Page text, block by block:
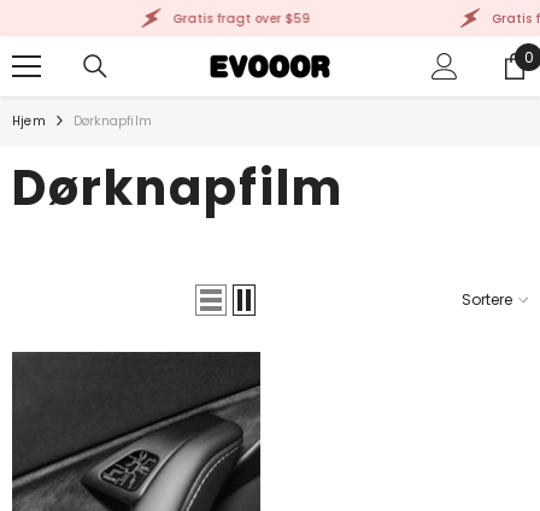
Gratis fragt over $59 Gratis
0
0
Hjem Dørknapfilm
Dørknapfilm
Sortere